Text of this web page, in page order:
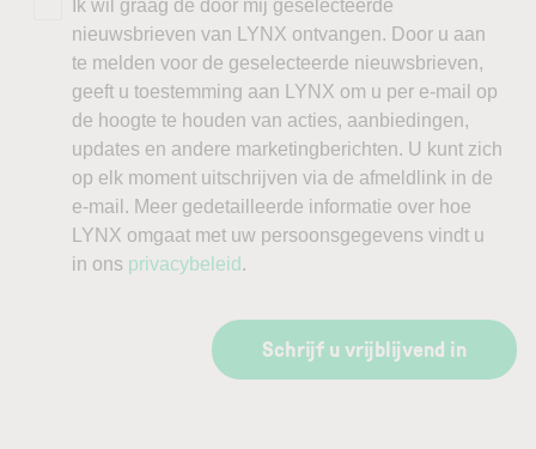
Ik wil graag de door mij geselecteerde
nieuwsbrieven van LYNX ontvangen. Door u aan
te melden voor de geselecteerde nieuwsbrieven,
geeft u toestemming aan LYNX om u per e-mail op
de hoogte te houden van acties, aanbiedingen,
updates en andere marketingberichten. U kunt zich
op elk moment uitschrijven via de afmeldlink in de
e-mail. Meer gedetailleerde informatie over hoe
LYNX omgaat met uw persoonsgegevens vindt u
in ons privacybeleid .
Schrijf u vrijblijvend in